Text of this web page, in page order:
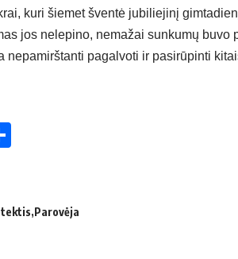
kuri šiemet šventė jubiliejinį
jos nelepino, nemažai sunkumų
nepamirštanti pagalvoti ir pasirūpinti
Parovėja